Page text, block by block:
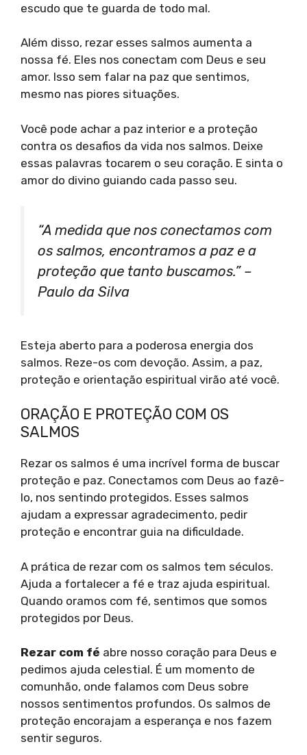
escudo que te guarda de todo mal.
Além disso, rezar esses salmos aumenta a
nossa fé. Eles nos conectam com Deus e seu
amor. Isso sem falar na paz que sentimos,
mesmo nas piores situações.
Você pode achar a paz interior e a proteção
contra os desafios da vida nos salmos. Deixe
essas palavras tocarem o seu coração. E sinta o
amor do divino guiando cada passo seu.
“A medida que nos conectamos com
os salmos, encontramos a paz e a
proteção que tanto buscamos.” –
Paulo da Silva
Esteja aberto para a poderosa energia dos
salmos. Reze-os com devoção. Assim, a paz,
proteção e orientação espiritual virão até você.
ORAÇÃO E PROTEÇÃO COM OS
SALMOS
Rezar os salmos é uma incrível forma de buscar
proteção e paz. Conectamos com Deus ao fazê-
lo, nos sentindo protegidos. Esses salmos
ajudam a expressar agradecimento, pedir
proteção e encontrar guia na dificuldade.
A prática de rezar com os salmos tem séculos.
Ajuda a fortalecer a fé e traz ajuda espiritual.
Quando oramos com fé, sentimos que somos
protegidos por Deus.
Rezar com fé abre nosso coração para Deus e
pedimos ajuda celestial. É um momento de
comunhão, onde falamos com Deus sobre
nossos sentimentos profundos. Os salmos de
proteção encorajam a esperança e nos fazem
sentir seguros.